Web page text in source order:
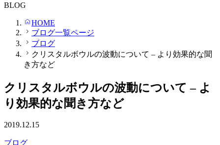
BLOG
HOME
ブログ一覧ページ
ブログ
クリスタルボウルの波動について – より効果的な聞
き方など
クリスタルボウルの波動について – よ
り効果的な聞き方など
2019.12.15
ブログ